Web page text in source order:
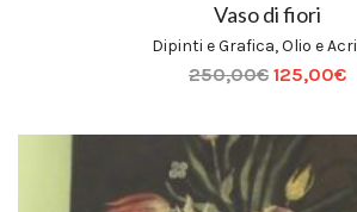
Vaso di fiori
Dipinti e Grafica,Olio e
250,00€ 125,00€